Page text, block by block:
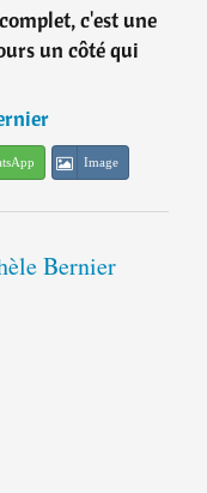
c'est une
un côté qui
Image
Bernier